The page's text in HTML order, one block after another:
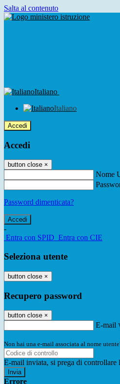
Salta al contenuto
Italiano
Italiano
Accedi
Accedi
button close ×
Nome
Password dimenticata?
-
Entra con SPID Entra con CIE
Seleziona utente
button close ×
Recupero password
button close ×
E-mail
Non hai una e-mail associata al nome
E-mail inviata, si prega di controllare
Errore